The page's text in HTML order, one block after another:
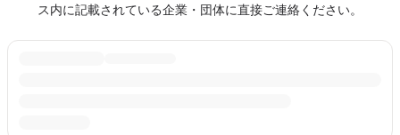
ス内に記載されている企業・団体に直接ご連絡ください。